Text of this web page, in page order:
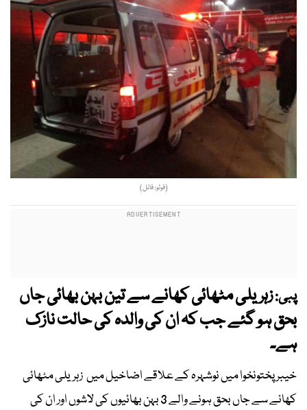
(فوٹو: فائل)
پبی:زہریلی مٹھائی کھانے سے تین بہن بھائی جاں
بحق ہو گئے جب کہ ان کی والدہ کی حالت نازک
ہے۔
خیبر پختونخوا میں نوشہرہ کے علاقے اضاخیل میں زہریلی مٹھائی
کھانے سے جاں بحق ہونے والے 3 بہن بھائیوں کی لاشوں اور ان کی